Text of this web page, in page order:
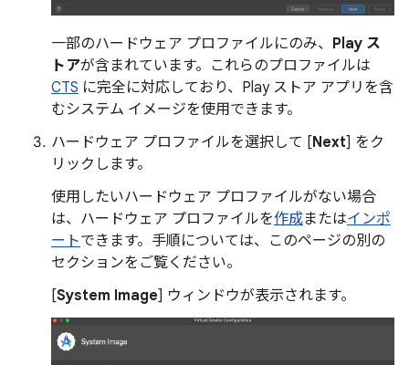
一部のハードウェア プロファイルにのみ、 Play ス
トアが含まれています。これらのプロファイルは
CTS に完全に対応しており、Play ストア アプリを含
むシステム イメージを使用できます。
ハードウェア プロファイルを選択して [Next] をク
リックします。
使用したいハードウェア プロファイルがない場合
は、ハードウェア プロファイルを作成またはインポ
ートできます。手順については、このページの別の
セクションをご覧ください。
[System Image] ウィンドウが表示されます。